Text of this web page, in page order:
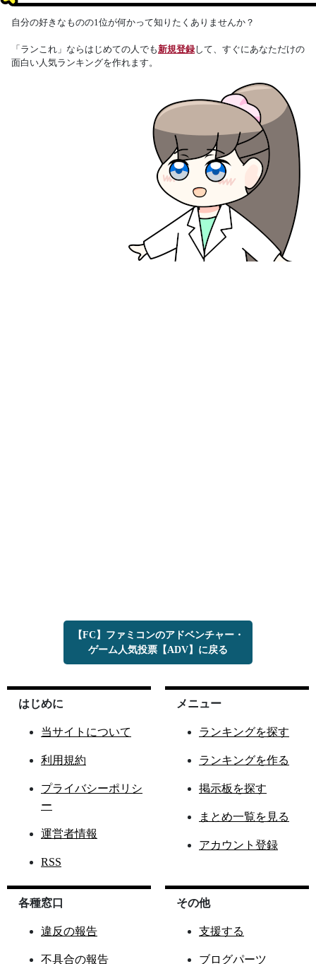
自分の好きなものの1位が何かって知りたくありませんか？
「ランこれ」ならはじめての人でも新規登録して、すぐにあなただけの
面白い人気ランキングを作れます。
【FC】ファミコンのアドベンチャー・
ゲーム人気投票【ADV】に戻る
はじめに
当サイトについて
利用規約
プライバシーポリシ
ー
運営者情報
RSS
メニュー
ランキングを探す
ランキングを作る
掲示板を探す
まとめ一覧を見る
アカウント登録
各種窓口
違反の報告
不具合の報告
その他
支援する
ブログパーツ